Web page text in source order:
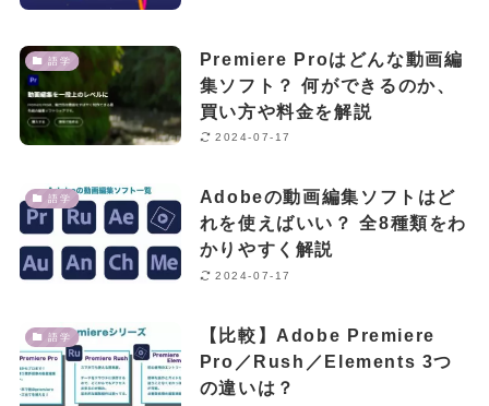
語学
Premiere Proはどんな動画編
集ソフト？ 何ができるのか、
買い方や料金を解説
2024-07-17
語学
Adobeの動画編集ソフトはど
れを使えばいい？ 全8種類をわ
かりやすく解説
2024-07-17
語学
【比較】Adobe Premiere
Pro／Rush／Elements 3つ
の違いは？